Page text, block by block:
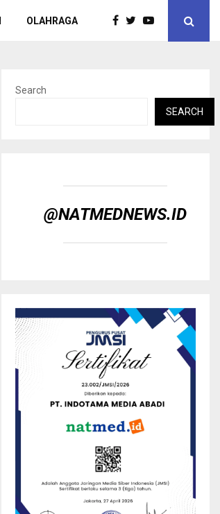
OLAHRAGA
Search
SEARCH
@NATMEDNEWS.ID